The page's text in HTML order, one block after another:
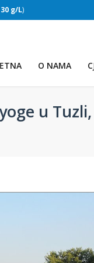
30 g/L)
O NAMA
u